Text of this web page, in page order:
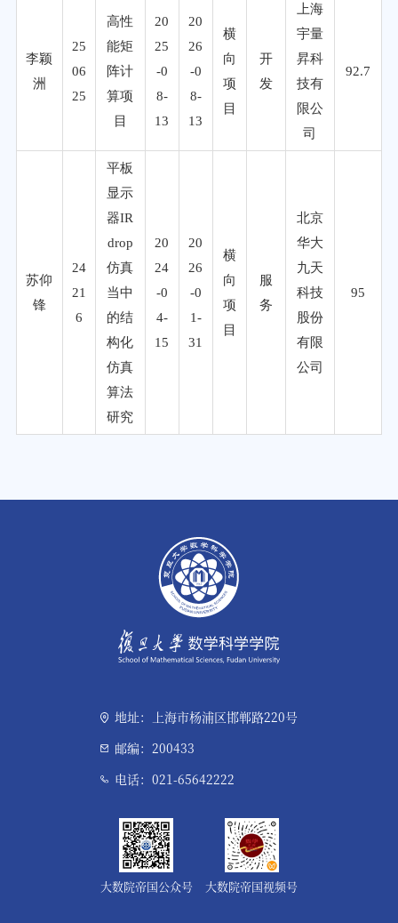
李颖
洲
25
06
25
高性
能矩
阵计
算项
目
20
25
-0
8-
13
20
26
-0
8-
13
横
向
项
目
开
发
上海
宇量
昇科
技有
限公
司
92.7
苏仰
锋
24
21
6
平板
显示
器IR
drop
仿真
当中
的结
构化
仿真
算法
研究
20
24
-0
4-
15
20
26
-0
1-
31
横
向
项
目
服
务
北京
华大
九天
科技
股份
有限
公司
95
地址：上海市杨浦区邯郸路220号
邮编：200433
电话：021-65642222
大数院帝国公众号 大数院帝国视频号